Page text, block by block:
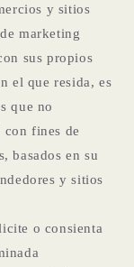
y sitios
marketing
sus propios
el que resida, es
que no
con fines de
basados en su
y sitios
o consienta